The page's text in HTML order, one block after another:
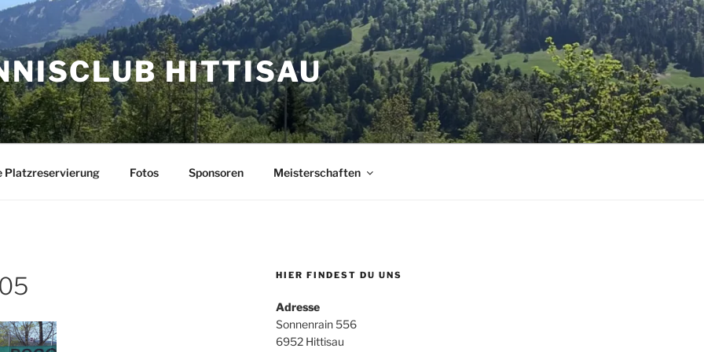
HITTISAU
Platzreservierung Fotos Sponsoren Meisterschaften
HIER FINDEST DU UNS
Adresse
Sonnenrain 556
6952 Hittisau